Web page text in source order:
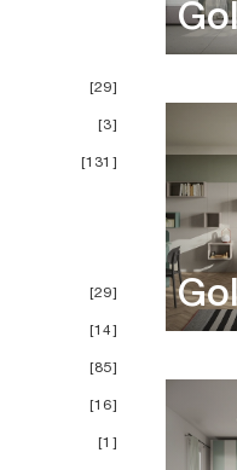
29
3
131
29
14
85
16
1